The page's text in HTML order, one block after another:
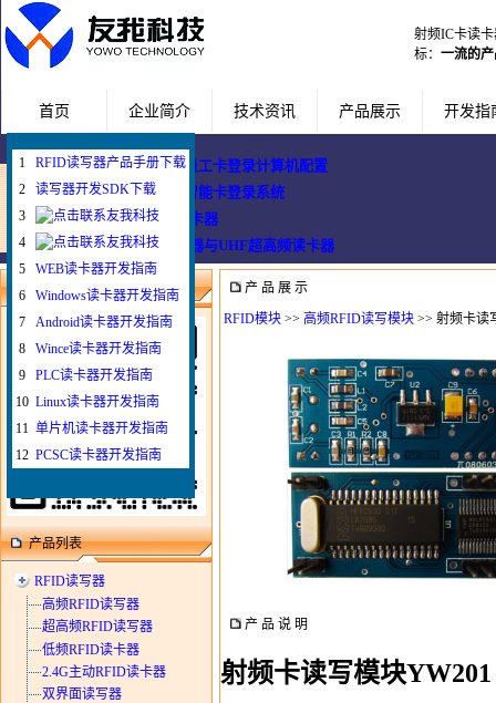
射频IC卡读
标： 一流的
首页 企业简介 技术资讯 产品展示 开发指
企业使用员工卡登录计算机配置
Windows智能卡登录系统
WEB与发卡器
WEB浏览器与UHF超高频读卡器
微信扫一扫联系我
产品列表
RFID读写器
高频RFID读写器
超高频RFID读写器
低频RFID读卡器
2.4G主动RFID读卡器
双界面读写器
产 品 展 示
RFID模块 >> 高频RFID读写模块 >> 射频卡读
产 品 说 明
射频卡读写模块YW201
1
RFID读写器产品手册下载
2
读写器开发SDK下载
3
4
5
WEB读卡器开发指南
6
Windows读卡器开发指南
7
Android读卡器开发指南
8
Wince读卡器开发指南
9
PLC读卡器开发指南
10 Linux读卡器开发指南
11 单片机读卡器开发指南
12 PCSC读卡器开发指南